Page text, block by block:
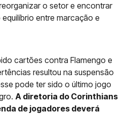
o setor e encontrar
entre marcação e
cartões contra Flamengo e
resultou na suspensão
pode ter sido o último jogo
A diretoria do Corinthians
de jogadores deverá